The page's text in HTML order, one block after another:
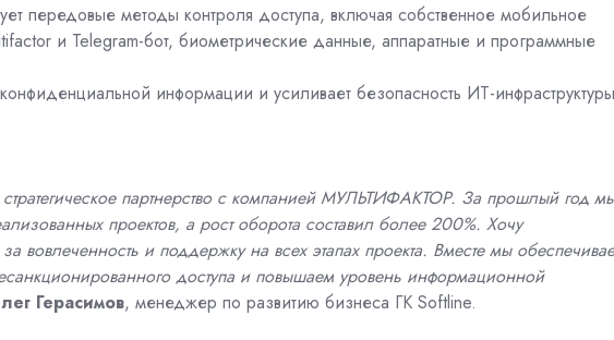
передовые методы контроля доступа, включая собственное мобильное
и Telegram-бот, биометрические данные, аппаратные и программные
информации и усиливает безопасность ИТ-инфраструктуры
партнерство с компанией МУЛЬТИФАКТОР. За прошлый год
проектов, а рост оборота составил более 200%. Хочу
вовлеченность и поддержку на всех этапах проекта. Вместе мы
доступа и повышаем уровень информационной
Герасимов, менеджер по развитию бизнеса ГК Softline.